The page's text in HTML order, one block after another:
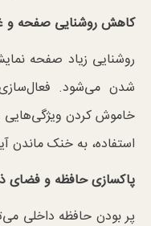
کاهش روشنایی صفحه و
روشنایی زیاد صفحه
خاموش کردن ویژگی‌هایی
استفاده، به خنک ماندن
پاکسازی حافظه و فضای
پر بودن حافظه داخلی